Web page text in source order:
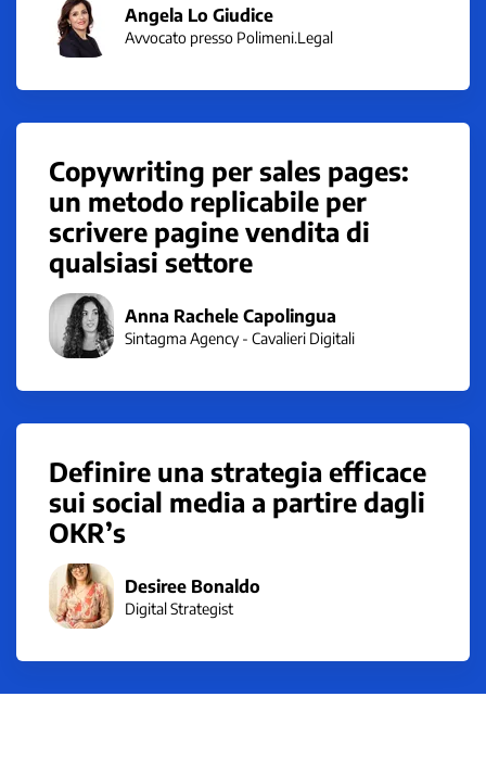
Angela Lo Giudice
Avvocato presso Polimeni.Legal
Copywriting per sales pages:
un metodo replicabile per
scrivere pagine vendita di
qualsiasi settore
Anna Rachele Capolingua
Sintagma Agency - Cavalieri Digitali
Definire una strategia efficace
sui social media a partire dagli
OKR’s
Desiree Bonaldo
Digital Strategist